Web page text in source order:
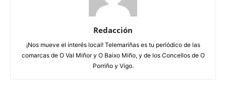
Redacción
¡Nos mueve el interés local! Telemariñas es tu periódico de las
comarcas de O Val Miñor y O Baixo Miño, y de los Concellos de O
Porriño y Vigo.